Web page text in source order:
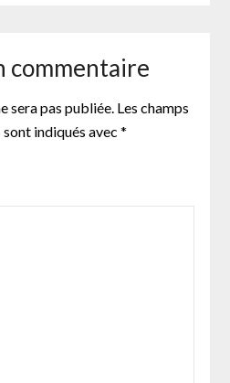
commentaire
sera pas publiée. Les champs
indiqués avec *